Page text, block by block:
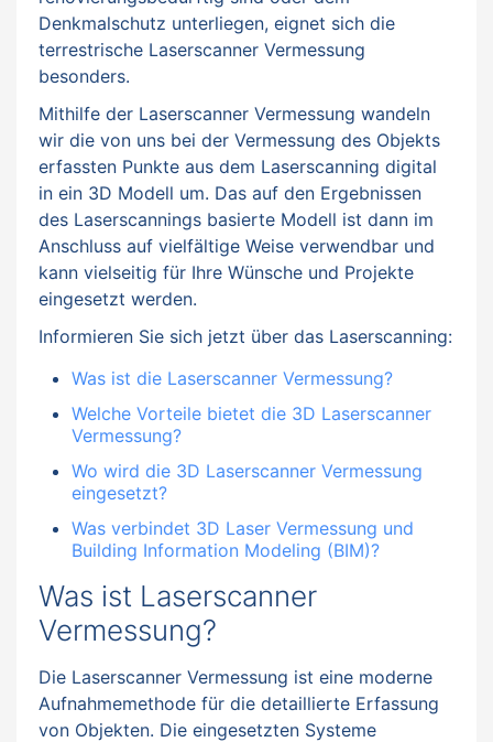
Denkmalschutz unterliegen, eignet sich die
terrestrische Laserscanner Vermessung
besonders.
Mithilfe der Laserscanner Vermessung wandeln
wir die von uns bei der Vermessung des Objekts
erfassten Punkte aus dem Laserscanning digital
in ein 3D Modell um. Das auf den Ergebnissen
des Laserscannings basierte Modell ist dann im
Anschluss auf vielfältige Weise verwendbar und
kann vielseitig für Ihre Wünsche und Projekte
eingesetzt werden.
Informieren Sie sich jetzt über das Laserscanning:
Was ist die Laserscanner Vermessung?
Welche Vorteile bietet die 3D Laserscanner
Vermessung?
Wo wird die 3D Laserscanner Vermessung
eingesetzt?
Was verbindet 3D Laser Vermessung und
Building Information Modeling (BIM)?
Was ist Laserscanner
Vermessung?
Die Laserscanner Vermessung ist eine moderne
Aufnahmemethode für die detaillierte Erfassung
von Objekten. Die eingesetzten Systeme